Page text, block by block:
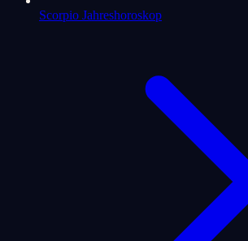
Scorpio Jahreshoroskop